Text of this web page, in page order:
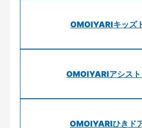
OMOIYARIキッズ
OMOIYARIアシス
OMOIYARIひきド